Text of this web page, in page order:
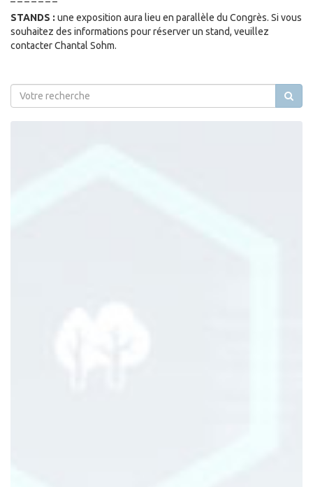
STANDS : une exposition aura lieu en parallèle du Congrès. Si vous
souhaitez des informations pour réserver un stand, veuillez
contacter Chantal Sohm.